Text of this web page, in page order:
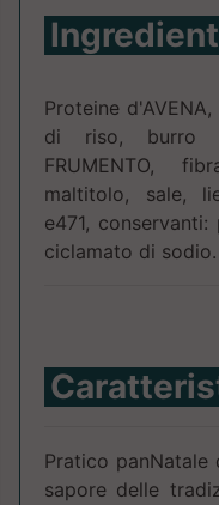
Proteine
di riso, burro
FRUMENTO,
maltitolo, sale,
e471,
ciclamato di sodio.
Pratico
sapore delle